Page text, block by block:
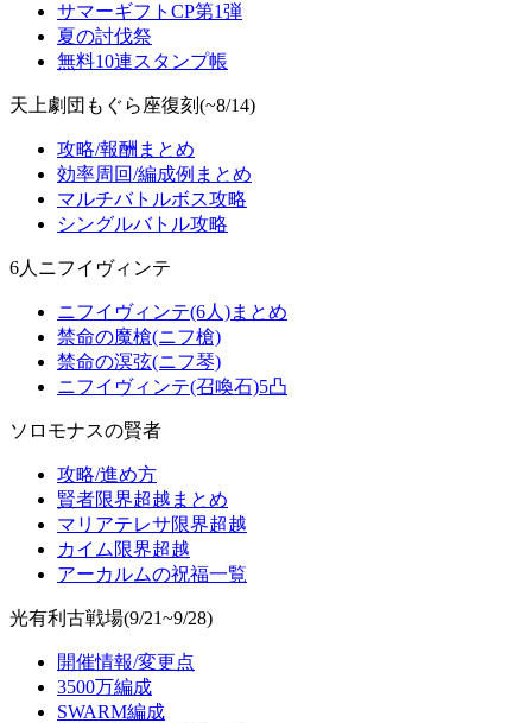
サマーギフトCP第1弾
夏の討伐祭
無料10連スタンプ帳
天上劇団もぐら座復刻(~8/14)
攻略/報酬まとめ
効率周回/編成例まとめ
マルチバトルボス攻略
シングルバトル攻略
6人ニフイヴィンテ
ニフイヴィンテ(6人)まとめ
禁命の魔槍(ニフ槍)
禁命の溟弦(ニフ琴)
ニフイヴィンテ(召喚石)5凸
ソロモナスの賢者
攻略/進め方
賢者限界超越まとめ
マリアテレサ限界超越
カイム限界超越
アーカルムの祝福一覧
光有利古戦場(9/21~9/28)
開催情報/変更点
3500万編成
SWARM編成